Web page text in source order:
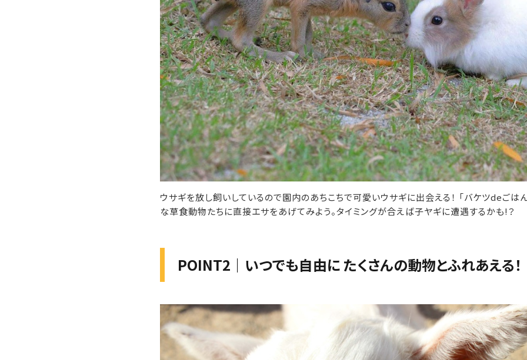
ウサギを放し飼いしているので園内のあちこちで可愛いウサギに出会える！ 「バケツdeごは
な草食動物たちに直接エサをあげてみよう。タイミングが合えば子ヤギに遭遇するかも!？
POINT2｜いつでも自由に たくさんの動物とふれあえる！